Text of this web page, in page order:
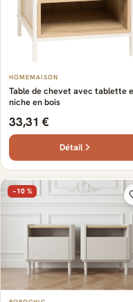
HOMEMAISON
Table de chevet avec tablette
niche en bois
33,31 €
Détail
−10 %